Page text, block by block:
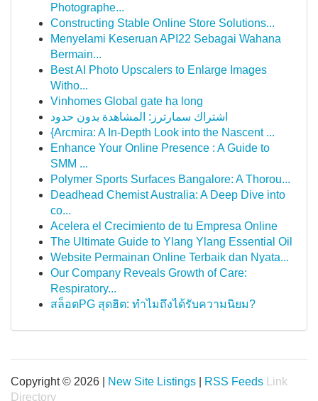
Photographe...
Constructing Stable Online Store Solutions...
Menyelami Keseruan API22 Sebagai Wahana
Bermain...
Best AI Photo Upscalers to Enlarge Images
Witho...
Vinhomes Global gate hạ long
اشتراك سمارترز: المشاهدة بدون حدود
{Arcmira: A In-Depth Look into the Nascent ...
Enhance Your Online Presence : A Guide to
SMM ...
Polymer Sports Surfaces Bangalore: A Thorou...
Deadhead Chemist Australia: A Deep Dive into
co...
Acelera el Crecimiento de tu Empresa Online
The Ultimate Guide to Ylang Ylang Essential Oil
Website Permainan Online Terbaik dan Nyata...
Our Company Reveals Growth of Care:
Respiratory...
สล็อตPG สุดฮิต: ทำไมถึงได้รับความนิยม?
Copyright © 2026 | New Site Listings RSS Feeds
Link
Directory